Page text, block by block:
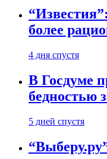
более
4 дня спустя
В Госдуме
бедностью
5 дней спустя